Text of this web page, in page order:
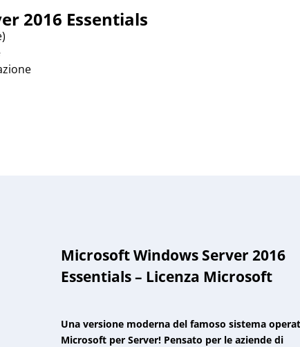
2016 Essentials
Microsoft Windows Server 2016
Essentials – Licenza Microsoft
Una versione moderna del famoso sistema
Microsoft per Server! Pensato per le aziende di